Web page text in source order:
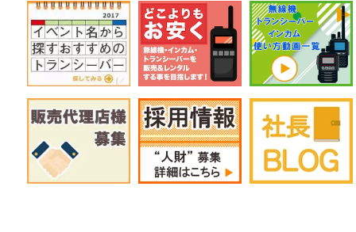
定価:14,000円～22,000円(税抜)
※メーカー定価は装着無線機(コネクタ)によって
異なります
...続きを読む
※EM-01-KW
※イヤホンプラグザイズ2.5φ
※イヤホン付属
※騒音下での使用に適しています
EMC-13
イヤホン付きクリップマイクロホン